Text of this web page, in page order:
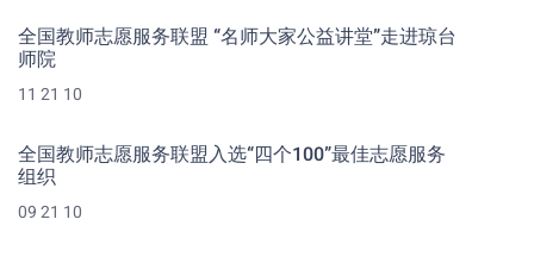
全国教师志愿服务联盟 “名师大家公益讲堂”走进琼台
师院
11 21 10
全国教师志愿服务联盟入选“四个100”最佳志愿服务
组织
09 21 10